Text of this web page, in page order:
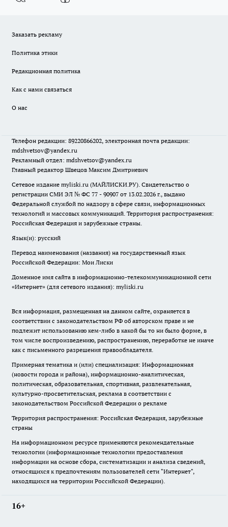
Заказать рекламу
Политика этики
Редакционная политика
Как с нами связаться
О нас
Телефон редакции: 89220866202, электронная почта редакции:
mdshvetsov@yandex.ru
Рекламный отдел: mdshvetsov@yandex.ru
Главный редактор Швецов Максим Дмитриевич
Сетевое издание myliski.ru (МАЙЛИСКИ.РУ). Свидетельство о
регистрации СМИ ЭЛ № ФС 77 - 90907 от 13.02.2026 г., выдано
Федеральной службой по надзору в сфере связи, информационных
технологий и массовых коммуникаций. Территория распространения:
Российская Федерация и зарубежные страны.
Язык(и): русский
Перевод наименования (названия) на государственный язык
Российской Федерации: Мои Лиски
Доменное имя сайта в информационно-телекоммуникационной сети
«Интернет» (для сетевого издания): myliski.ru
Вся информация, размещенная на данном сайте, охраняется в
соответствии с законодательством РФ об авторском праве и не
подлежит использованию кем-либо в какой бы то ни было форме, в
том числе воспроизведению, распространению, переработке не иначе
как с письменного разрешения правообладателя.
Примерная тематика и (или) специализация: Информационная
(новости города и района), информационно-аналитическая,
политическая, образовательная, спортивная, развлекательная,
культурно-просветительская, реклама в соответствии с
законодательством Российской Федерации о рекламе
Территория распространения: Российская Федерация, зарубежные
страны
На информационном ресурсе применяются рекомендательные
технологии (информационные технологии предоставления
информации на основе сбора, систематизации и анализа сведений,
относящихся к предпочтениям пользователей сети "Интернет",
находящихся на территории Российской Федерации).
16+